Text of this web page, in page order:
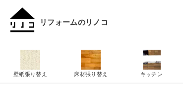
リフォームのリノコ
壁紙張り替え 床材張り替え キッチン